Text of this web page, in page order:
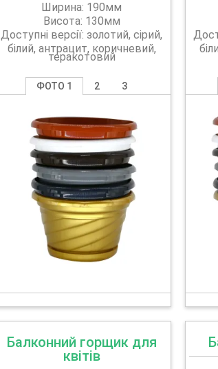
Ширина: 190мм
Висота: 130мм
Доступні версії: золотий, сірий,
білий, антрацит, коричневий,
теракотовий
ФОТО 1 2 3
Балконний горщик для
квітів